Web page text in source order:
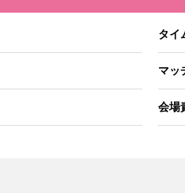
タイ
マッ
会場